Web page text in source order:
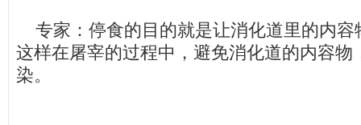
专家：停食的目的就是让消化道里的内容
这样在屠宰的过程中，避免消化道的内容物
染。